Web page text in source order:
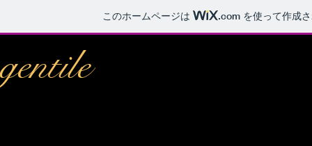
このホームページは .comを使って作成
gentile